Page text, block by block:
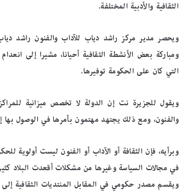
الثقافية والأدبية المختلفة.
ويحصر مدير مركز راشد دياب للآداب والفنون راشد
ومباركة بعض الأنشطة الثقافية أحيانا، مشيرا إلى
التي كان على الحكومة توفيرها.
ويقول للجزيرة نت إن الدولة لا تخصص ميزانية
والفنون، ومع ذلك يجتهد مهتمون بأمرها في الوصول بها
وبرأيه، فإن الثقافة أو الآداب أو الفنون ليست أولوية
في مجالات السياسة وغيرها من مشكلات أقعدت البلاد
ويقسم مصدر حكومي في المقابل المنتديات الثقافية